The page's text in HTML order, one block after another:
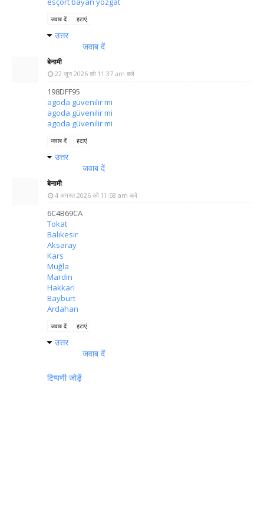
जवाब दें हटाएं
उत्तर
जवाब दें
बेनामी
22 जून 2026 को 11:37 am बजे
198DFF95
agoda güvenilir mi
agoda güvenilir mi
agoda güvenilir mi
जवाब दें हटाएं
उत्तर
जवाब दें
बेनामी
4 अगस्त 2026 को 11:58 am बजे
6C4B69CA
Tokat
Balıkesir
Aksaray
Kars
Muğla
Mardin
Hakkari
Bayburt
Ardahan
जवाब दें हटाएं
उत्तर
जवाब दें
टिप्पणी जोड़ें